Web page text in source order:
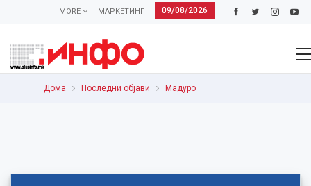
09/08/2026
МАРКЕТИНГ
MORE
Дома Последни објави Мадуро